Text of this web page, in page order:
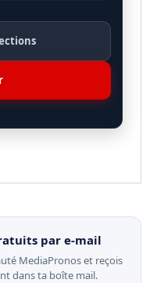
par e-mail
MediaPronos et reçois
dans ta boîte mail.